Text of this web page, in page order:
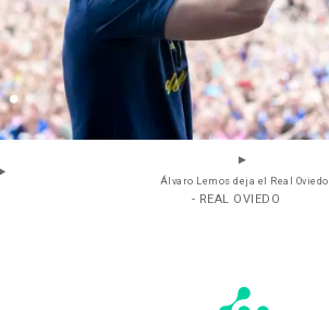
Álvaro Lemos deja el Real Oviedo
- REAL OVIEDO